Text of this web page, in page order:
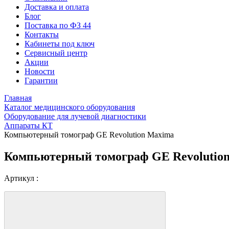
Доставка и оплата
Блог
Поставка по ФЗ 44
Контакты
Кабинеты под ключ
Сервисный центр
Акции
Новости
Гарантии
Главная
Каталог медицинского оборудования
Оборудование для лучевой диагностики
Аппараты КТ
Компьютерный томограф GE Revolution Maxima
Компьютерный томограф GE
Артикул :